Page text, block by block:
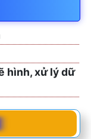
hình, xử lý dữ